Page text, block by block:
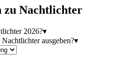
zu Nachtlichter
2026?▾
ausgeben?▾